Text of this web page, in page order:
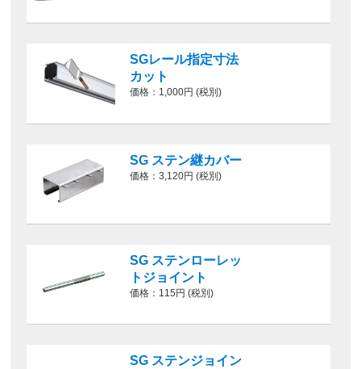
SGレール指定寸法
カット
価格：1,000円 (税別)
SG ステン継カバー
価格：3,120円 (税別)
SG ステンローレッ
トジョイント
価格：115円 (税別)
SG ステンジョイン